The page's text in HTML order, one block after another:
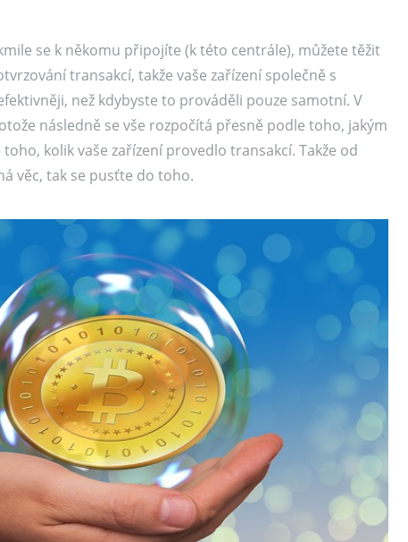
se k někomu připojíte (k této centrále), můžete těžit
transakcí, takže vaše zařízení společně s
než kdybyste to prováděli pouze samotní. V
následně se vše rozpočítá přesně podle toho, jakým
kolik vaše zařízení provedlo transakcí. Takže od
věc, tak se pusťte do toho.